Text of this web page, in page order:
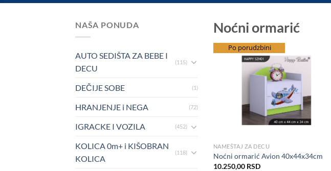
NAŠA PONUDA
AUTO SEDIŠTA ZA BEBE I
DECU
(115)
DEČIJE SOBE (1)
HRANJENJE i NEGA (72)
IGRACKE I VOZILA (452)
KOLICA 0m+ i KIŠOBRAN
KOLICA
(118)
Noćni ormarić
besplatna dostava
Po porudzbini
Add to Wishlist
NAMEŠTAJ ZA DECU
Noćni ormarić Avion 40x44x34cm
10.250,00 RSD